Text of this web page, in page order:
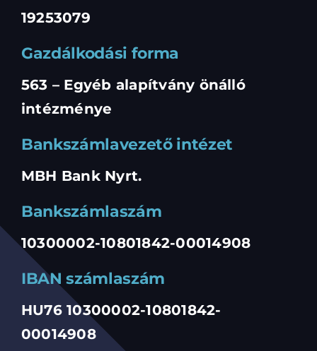
19253079
Gazdálkodási forma
563 – Egyéb alapítvány önálló
intézménye
Bankszámlavezető intézet
MBH Bank Nyrt.
Bankszámlaszám
10300002-10801842-00014908
IBAN számlaszám
HU76 10300002-10801842-
00014908